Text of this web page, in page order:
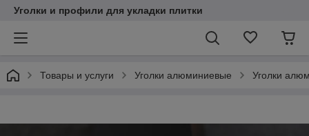
Уголки и профили для укладки плитки
Товары и услуги Уголки алюминиевые Уголки